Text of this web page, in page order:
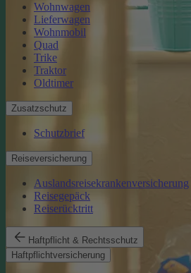
Wohnwagen
Lieferwagen
Wohnmobil
Quad
Trike
Traktor
Oldtimer
Zusatzschutz
Schutzbrief
Reiseversicherung
Auslandsreisekrankenversicherung
Reisegepäck
Reiserücktritt
Haftpflicht & Rechtsschutz
Haftpflichtversicherung